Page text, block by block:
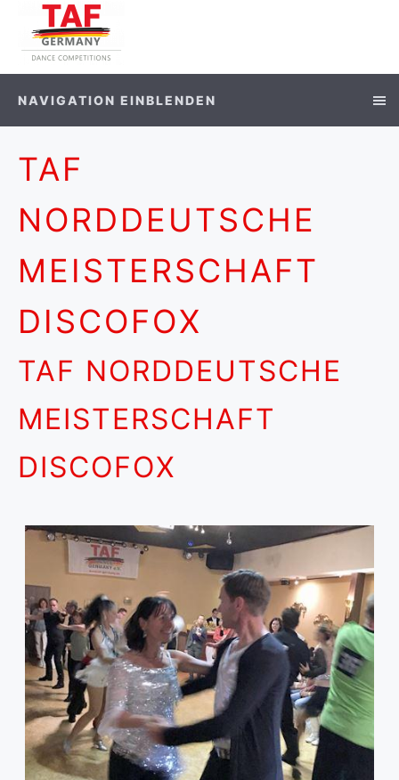
NAVIGATION EINBLENDEN
TAF
NORDDEUTSCHE
MEISTERSCHAFT
DISCOFOX
TAF NORDDEUTSCHE
MEISTERSCHAFT
DISCOFOX